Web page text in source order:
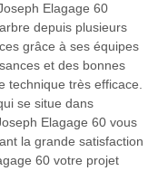
Elagage 60
depuis plusieurs
grâce à ses équipes
et des bonnes
technique très efficace.
se situe dans
Elagage 60 vous
la grande satisfaction
60 votre projet